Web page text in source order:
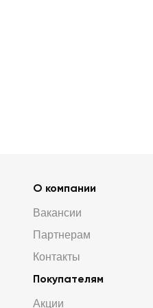
О компании
Вакансии
Партнерам
Контакты
Покупателям
Акции